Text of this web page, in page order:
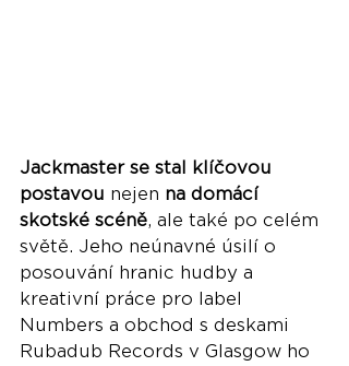
Jackmaster se stal klíčovou
postavou nejen na domácí
skotské scéně, ale také po celém
světě. Jeho neúnavné úsilí o
posouvání hranic hudby a
kreativní práce pro label
Numbers a obchod s deskami
Rubadub Records v Glasgow ho